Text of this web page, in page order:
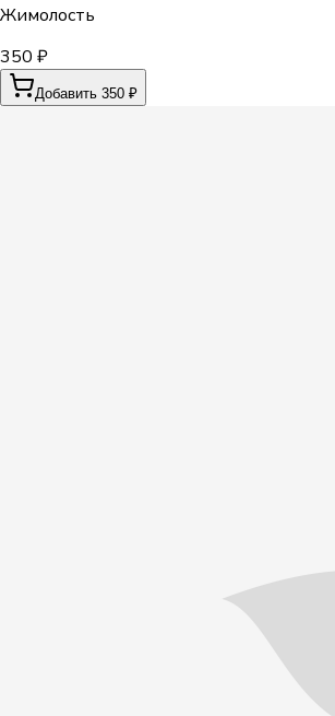
Жимолость
350 ₽
Добавить 350 ₽